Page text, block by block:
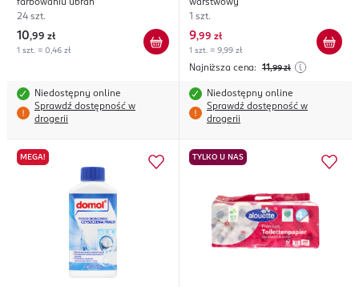
farbowaniu ubrań
24 szt.
10,99 zł
1 szt. = 0,46 zł
Niedostępny online
Sprawdź dostępność w
drogerii
warstwowy
1 szt.
9,99 zł
1 szt. = 9,99 zł
Najniższa cena: 11,99 zł
Niedostępny online
Sprawdź dostępność w
drogerii
MEGA! TYLKO U NAS